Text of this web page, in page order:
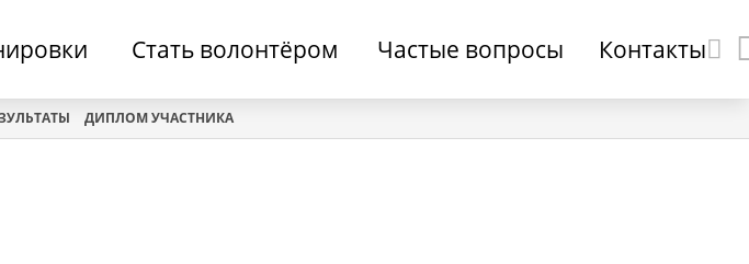
Стать волонтёром Частые вопросы Контакты
ДИПЛОМ УЧАСТНИКА